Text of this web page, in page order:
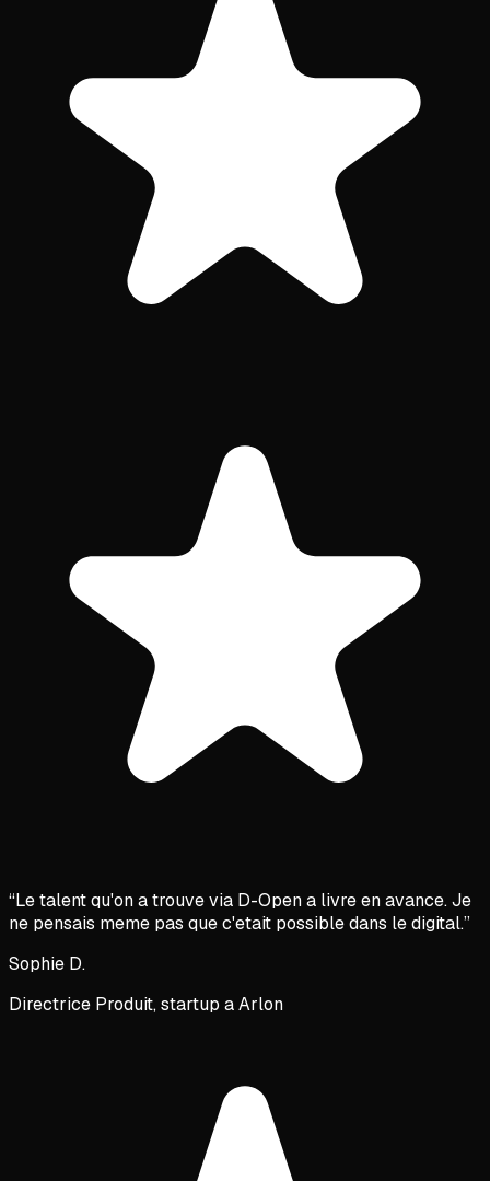
“Le talent qu'on a trouve via D-Open a livre en avance. Je
ne pensais meme pas que c'etait possible dans le digital.”
Sophie D.
Directrice Produit, startup a Arlon